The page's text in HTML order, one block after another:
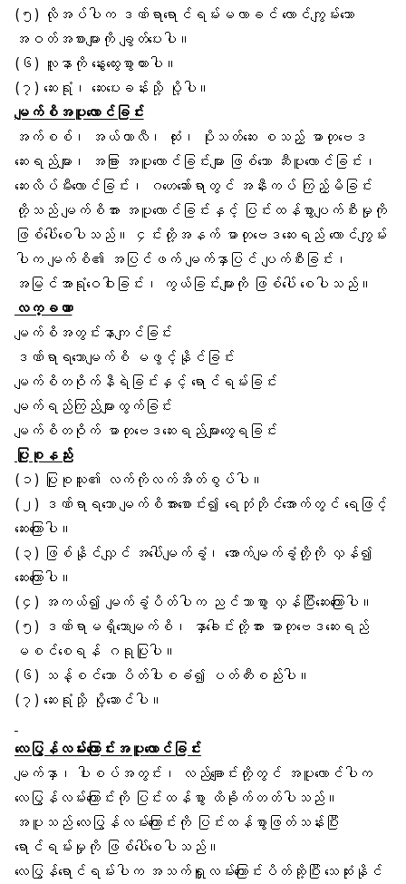
(၅) လိုအပ်ပါက ဒဏ်ရာရောင်ရမ်းမလာခင် လောင်ကျွမ်းသော
အဝတ်အစားများကို ချွတ်ပေးပါ။
(၆) လူနာကို နွေးထွေးစွာထားပါ။
(၇) ဆေးရုံ၊ ဆေးပေးခန်းသို့ ပို့ပါ။
မျက်စိအပူလောင်ခြင်း
အက်စစ်၊ အယ်ကာလီ၊ ထုံး၊ ပိုးသတ်ဆေး စသည့် ဓာတုဗေဒ
ဆေးရည်များ၊ အခြား အပူလောင်ခြင်းများ ဖြစ်သော ဆီပူလောင်ခြင်း၊
ဆေးလိပ်မီးလောင်ခြင်း၊ ဂဟေဆော်ရာတွင် အနီးကပ် ကြည့်မိခြင်း
တို့သည် မျက်စိအား အပူလောင်ခြင်းနှင့် ပြင်းထန်စွာပျက်စီးမှုကို
ဖြစ်ပေါ်စေပါသည်။ ၄င်းတို့အနက် ဓာတုဗေဒဆေးရည် လောင်ကျွမ်း
ပါက မျက်စိ၏ အပြင်ဖက် မျက်နှာပြင် ပျက်စီးခြင်း၊
အမြင်အာရုံဝေဝါးခြင်း၊ ကွယ်ခြင်းများကို ဖြစ်ပေါ် စေပါသည်။
လက္ခဏာ
မျက်စိအတွင်းနာကျင်ခြင်း
ဒဏ်ရာရသောမျက်စိ မဖွင့်နိုင်ခြင်း
မျက်စိတဝိုက်နီရဲခြင်းနှင့် ရောင်ရမ်းခြင်း
မျက်ရည်ကြည်များထွက်ခြင်း
မျက်စိတဝိုက် ဓာတုဗေဒဆေးရည်များတွေ့ရခြင်း
ပြုစုနည်း
(၁) ပြုစုသူ၏ လက်ကိုလက်အိတ်စွပ်ပါ။
(၂) ဒဏ်ရာရသော မျက်စိအားစောင်း၍ ရေဘုံဘိုင်အောက်တွင် ရေဖြင့်
ဆေးကြောပါ။
(၃) ဖြစ်နိုင်လျှင် အပေါ်မျက်ခွံ၊ အောက်မျက်ခွံတို့ကို လှန်၍
ဆေးကြောပါ။
(၄) အကယ်၍ မျက်ခွံပိတ်ပါက ညင်သာစွာ လှန်ပြီးဆေးကြောပါ။
(၅) ဒဏ်ရာမရှိသောမျက်စိ၊ နှာခေါင်းတို့အား ဓာတုဗေဒဆေးရည်
မစင်စေရန် ဂရုပြုပါ။
(၆) သန့်စင်သော ပိတ်ပါးစခံ၍ ပတ်တီးစည်းပါ။
(၇) ဆေးရုံသို့ ပို့ဆောင်ပါ။
လေပြွန်လမ်းကြောင်းအပူလောင်ခြင်း
မျက်နှာ၊ ပါးစပ်အတွင်း၊ လည်ချောင်းတို့တွင် အပူလောင်ပါက
လေပြွန်လမ်းကြောင်းကို ပြင်းထန်စွာ ထိခိုက်တတ်ပါသည်။
အပူသည် လေပြွန်လမ်းကြောင်းကို ပြင်းထန်စွာဖြတ်သန်းပြီး
ရောင်ရမ်းမှုကို ဖြစ်ပေါ်စေပါသည်။
လေပြွန်ရောင်ရမ်းပါက အသက်ရှူလမ်းကြောင်းပိတ်ဆို့ပြီး သေဆုံးနိုင်